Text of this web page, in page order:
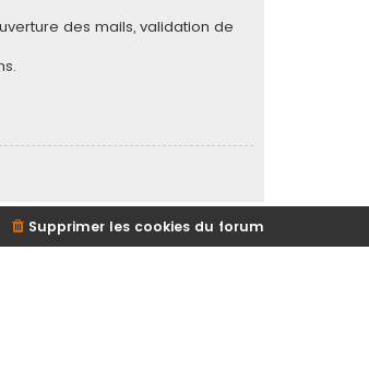
des mails, validation de
Supprimer les cookies du forum